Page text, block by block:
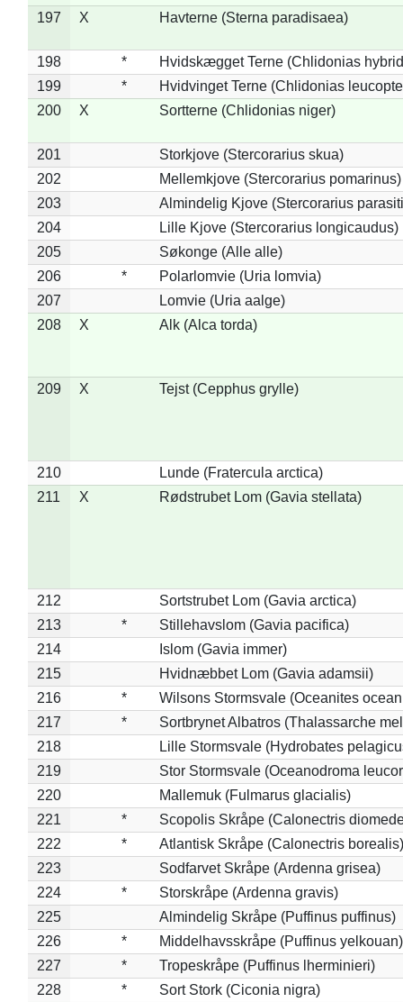
197 X Havterne (Sterna paradisaea)
198 *
Hvidskægget Terne (Chlidonias
199
*
Hvidvinget Terne (Chlidonias
200
X Sortterne (Chlidonias niger)
201
Storkjove (Stercorarius skua)
202
Mellemkjove (Stercorarius pomarinus)
203
Almindelig Kjove (Stercorarius
204
Lille Kjove (Stercorarius longicaudus)
205
Søkonge (Alle alle)
206
*
Polarlomvie (Uria lomvia)
207
Lomvie (Uria aalge)
208
X Alk (Alca torda)
209 X Tejst (Cepphus grylle)
210
Lunde (Fratercula arctica)
211
X Rødstrubet Lom (Gavia stellata)
212
Sortstrubet Lom (Gavia arctica)
213
*
Stillehavslom (Gavia pacifica)
214
Islom (Gavia immer)
215
Hvidnæbbet Lom (Gavia adamsii)
216
*
Wilsons Stormsvale (Oceanites
217
*
Sortbrynet Albatros (Thalassarche
218
Lille Stormsvale (Hydrobates
219
Stor Stormsvale (Oceanodroma
220
Mallemuk (Fulmarus glacialis)
221
*
Scopolis Skråpe (Calonectris
222
*
Atlantisk Skråpe (Calonectris borealis)
223
Sodfarvet Skråpe (Ardenna grisea)
224
*
Storskråpe (Ardenna gravis)
225
Almindelig Skråpe (Puffinus puffinus)
226
*
Middelhavsskråpe (Puffinus yelkouan)
227
*
Tropeskråpe (Puffinus lherminieri)
228
*
Sort Stork (Ciconia nigra)